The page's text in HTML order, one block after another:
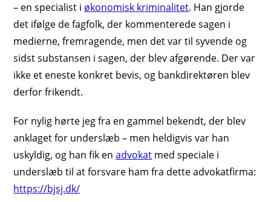
– en specialist i økonomisk kriminalitet. Han gjorde
det ifølge de fagfolk, der kommenterede sagen i
medierne, fremragende, men det var til syvende og
sidst substansen i sagen, der blev afgørende. Der var
ikke et eneste konkret bevis, og bankdirektøren blev
derfor frikendt.
For nylig hørte jeg fra en gammel bekendt, der blev
anklaget for underslæb – men heldigvis var han
uskyldig, og han fik enadvokat med speciale i
underslæb til at forsvare ham fra dette advokatfirma:
https://bjsj.dk/